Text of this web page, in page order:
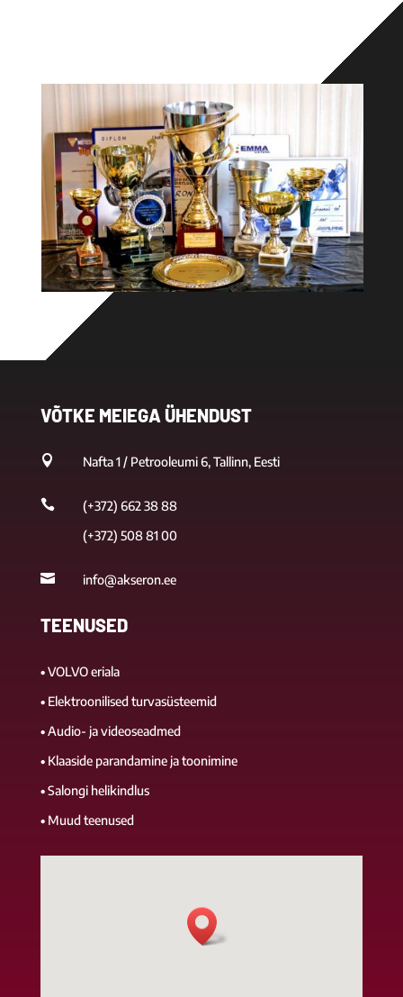
VÕTKE MEIEGA ÜHENDUST
 Nafta 1 / Petrooleumi 6, Tallinn, Eesti

(+372) 662 38 88
(+372) 508 81 00
 info@akseron.ee
TEENUSED
•VOLVO eriala
• Elektroonilised turvasüsteemid
•Audio- ja videoseadmed
• Klaaside parandamine ja toonimine
•Salongi helikindlus
• Muud teenused